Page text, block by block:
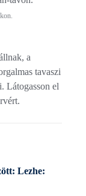
a
tavaszi
Látogasson el
Lezhe: